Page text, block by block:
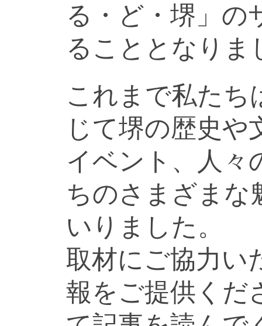
る・ど・堺」の
ることとなりま
これまで私たち
じて堺の歴史や
イベント、人々
ちのさまざまな
いりました。
取材にご協力い
報をご提供くだ